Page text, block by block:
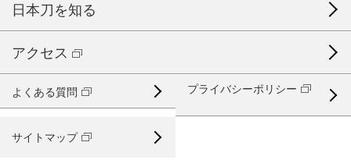
日本刀を知る
アクセス
よくある質問 プライバシーポリシー
サイトマップ